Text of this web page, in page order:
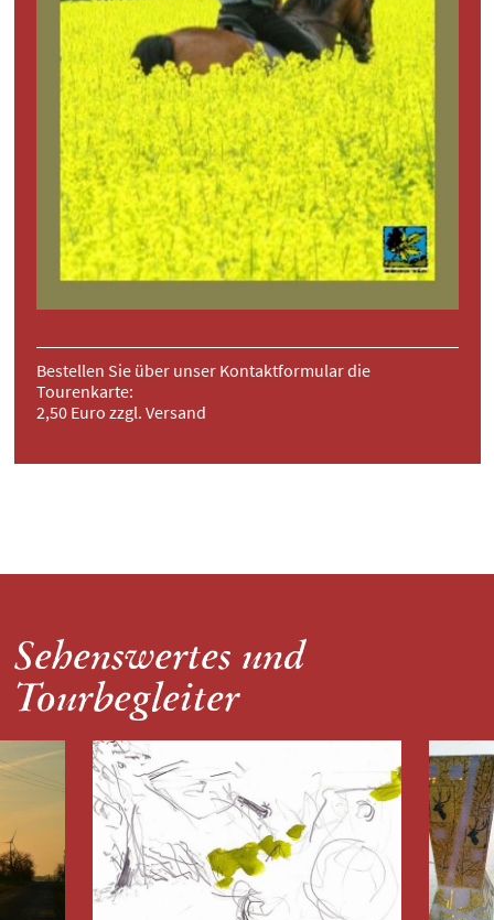
Bestellen Sie über unser Kontaktformular die
Tourenkarte:
2,50 Euro zzgl. Versand
Sehenswertes und
Tourbegleiter